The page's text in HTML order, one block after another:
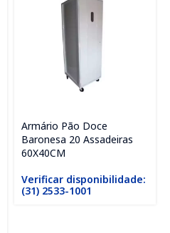
Armário Pão Doce
Baronesa 20 Assadeiras
60X40CM
Verificar disponibilidade:
(31) 2533-1001